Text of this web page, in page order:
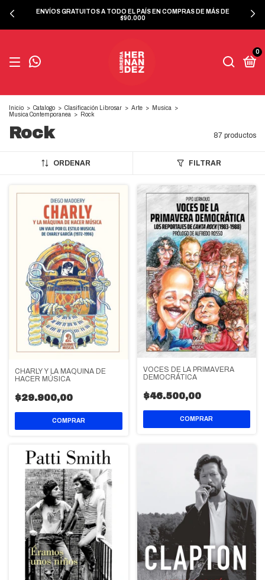
ENVÍOS GRATUITOS A TODO EL PAÍS EN COMPRAS DE MÁS DE
$90.000
0
Inicio > Catalogo > Clasificación Librosar > Arte > Musica
>
Musica Contemporanea
> Rock
Rock 87 productos
ORDENAR FILTRAR
CHARLY Y LA MÁQUINA DE
HACER MÚSICA
$29.900,00
VOCES DE LA PRIMAVERA
DEMOCRÁTICA
$46.500,00